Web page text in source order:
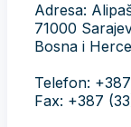
Adresa:
71000
Bosna i
Telefon:
Fax: +387